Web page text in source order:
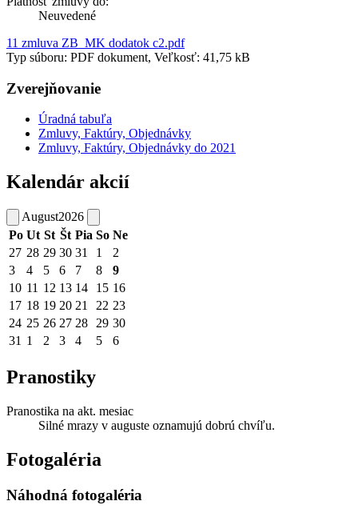
Neuvedené
11 zmluva ZB_MK dodatok c2.pdf
Typ súboru: PDF dokument, Veľkosť: 41,75 kB
Zverejňovanie
Úradná tabuľa
Zmluvy, Faktúry, Objednávky
Zmluvy, Faktúry, Objednávky do 2021
Kalendár akcií
August2026
Po Ut St Št Pia So Ne
27 28 29 30 31 1
2
3
4 5 6 7 8
9
10 11 12 13 14 15 16
17 18 19 20 21 22 23
24 25 26 27 28 29 30
31 1 2 3 4 5 6
Pranostiky
Pranostika na akt. mesiac
Silné mrazy v auguste oznamujú dobrú chvíľu.
Fotogaléria
Náhodná fotogaléria